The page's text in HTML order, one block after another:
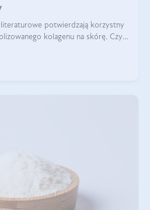
literaturowe potwierdzają korzystny
kolagenu na skórę. Czy